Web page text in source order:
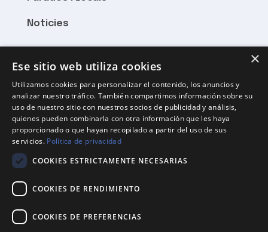
Noticies
Dilluns a Divendres 8:15 – 21:00
Dissabtes 8:15 fins al migdia
Diumenge tancat
08850 Gavà
×
Ese sitio web utiliza cookies
Utilizamos cookies para personalizar el contenido, los anuncios y
analizar nuestro tráfico. También compartimos información sobre su
uso de nuestro sitio con nuestros socios de publicidad y análisis,
quienes pueden combinarla con otra información que les haya
proporcionado o que hayan recopilado a partir del uso de sus
servicios. Política de privacidad
COOKIES ESTRICTAMENTE NECESARIAS
COOKIES DE RENDIMIENTO
COOKIES DE PREFERENCIAS